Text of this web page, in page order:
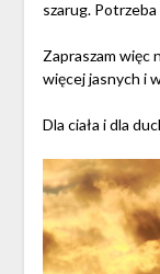
szarug.
Zapraszam więc
więcej jasnych i
Dla ciała i dla